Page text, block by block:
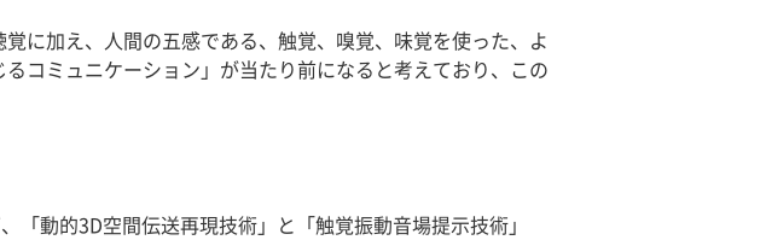
に加え、人間の五感である、触覚、嗅覚、味覚を使った、よ
コミュニケーション」が当たり前になると考えており、この
動的3D空間伝送再現技術」と「触覚振動音場提示技術」